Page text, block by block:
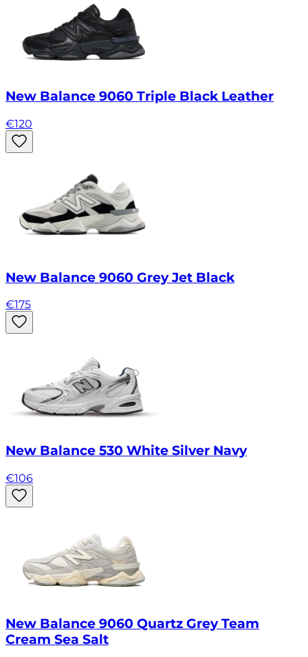
New Balance 9060 Triple Black Leather
€120
New Balance 9060 Grey Jet Black
€175
New Balance 530 White Silver Navy
€106
New Balance 9060 Quartz Grey Team
Cream Sea Salt